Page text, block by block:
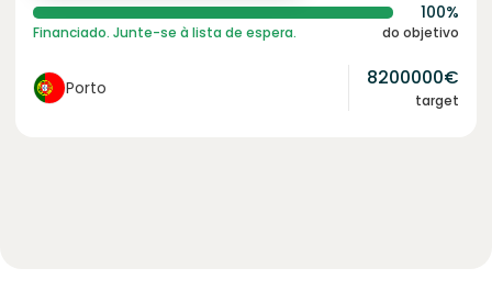
100%
Financiado. Junte-se à lista de espera. do objetivo
Porto 8200000€
target